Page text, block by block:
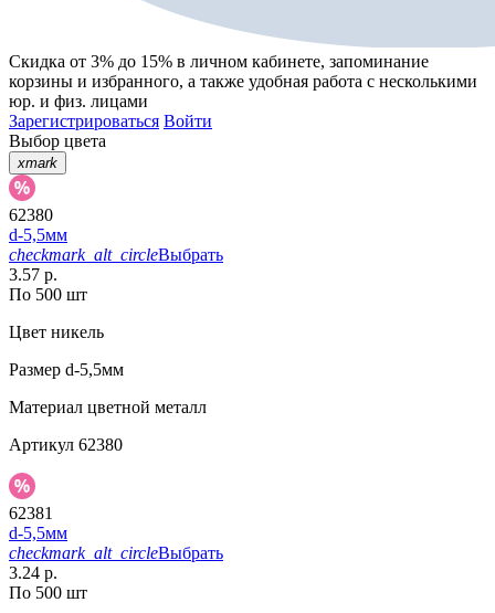
Скидка от 3% до 15% в личном кабинете, запоминание
корзины и избранного, а также удобная работа с несколькими
юр. и физ. лицами
Зарегистрироваться Войти
Выбор цвета
xmark
62380
d-5,5мм
checkmark_alt_circleВыбрать
3.57 р.
По 500 шт
Цвет никель
Размер d-5,5мм
Материал цветной металл
Артикул 62380
62381
d-5,5мм
checkmark_alt_circleВыбрать
3.24 р.
По 500 шт